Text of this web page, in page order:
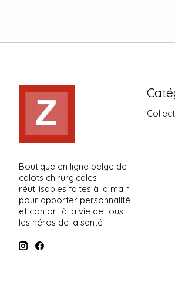
Boutique en ligne belge de
calots chirurgicales
réutilisables faites à la main
pour apporter personnalité
et confort à la vie de tous
les héros de la santé